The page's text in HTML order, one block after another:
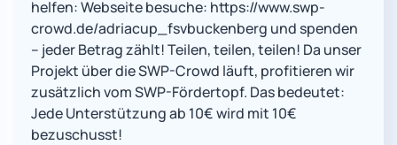
helfen: Webseite besuche: https://www.swp-
crowd.de/adriacup_fsvbuckenberg und spenden
– jeder Betrag zählt! Teilen, teilen, teilen! Da unser
Projekt über die SWP-Crowd läuft, profitieren wir
zusätzlich vom SWP-Fördertopf. Das bedeutet:
Jede Unterstützung ab 10€ wird mit 10€
bezuschusst!